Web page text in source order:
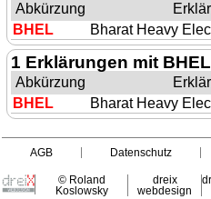
Abkürzung
BHEL
Bharat Heavy
1 Erklärungen mit
Abkürzung
BHEL
Bharat Heavy
AGB Datenschutz
© Roland
Koslowsky
dreix
webdesign